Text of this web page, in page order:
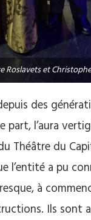
Roslavets et
des
part, l’aura
Théâtre du
l’entité a pu
à
Ils sont